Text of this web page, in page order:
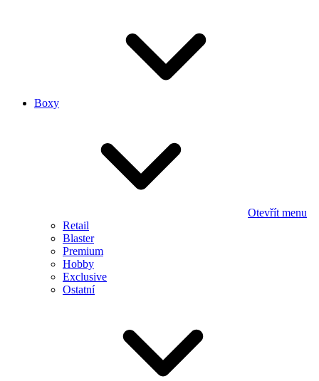
Boxy
Otevřít menu
Retail
Blaster
Premium
Hobby
Exclusive
Ostatní